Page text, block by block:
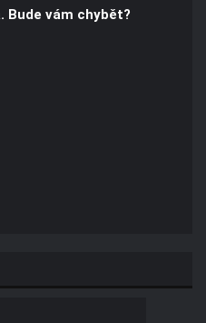
Bude vám chybět?